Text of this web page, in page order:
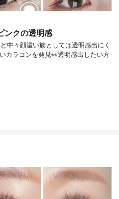
ンクの透明感⁡
中々顔濃い族としては透明感出にく
カラコンを発見👀⁡透明感出したい方